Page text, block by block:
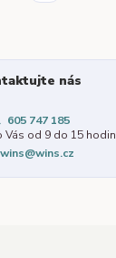
nás
605 747 185
Vás od 9 do 15 hodin
wins@wins.cz